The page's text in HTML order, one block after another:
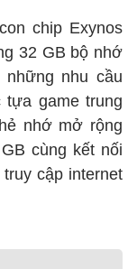
chip Exynos
32 GB bộ nhớ
nhu cầu
tựa game trung
nhớ mở rộng
cùng kết nối
cập internet